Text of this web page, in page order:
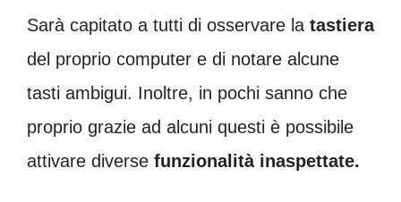
Sarà capitato a tutti di osservare la tastiera
del proprio computer e di notare alcune
tasti ambigui. Inoltre, in pochi sanno che
proprio grazie ad alcuni questi è possibile
attivare diverse funzionalità inaspettate.